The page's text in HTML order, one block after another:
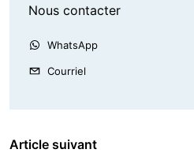
Nous contacter
WhatsApp
Courriel
Article suivant